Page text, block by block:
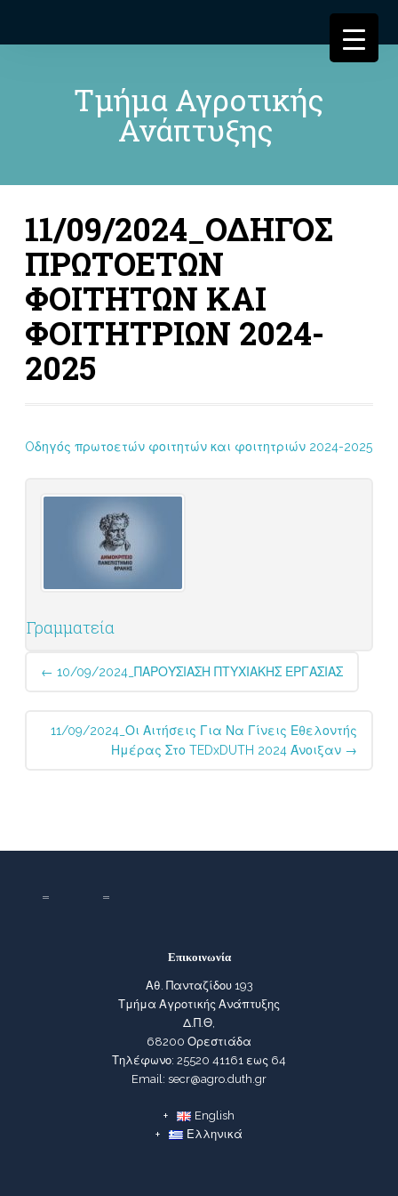
Τμήμα Αγροτικής
Ανάπτυξης
11/09/2024_ΟΔΗΓΟΣ
ΠΡΩΤΟΕΤΩΝ
ΦΟΙΤΗΤΩΝ ΚΑΙ
ΦΟΙΤΗΤΡΙΩΝ 2024-
2025
Oδηγός πρωτοετών φοιτητών και φοιτητριών 2024-2025
Γραμματεία
Post
navigation
← 10/09/2024_ΠΑΡΟΥΣΙΑΣΗ ΠΤΥΧΙΑΚΗΣ ΕΡΓΑΣΙΑΣ
11/09/2024_Οι Αιτήσεις Για Να Γίνεις Εθελοντής
Ημέρας Στο TEDxDUTH 2024 Άνοιξαν →
Επικοινωνία
Αθ. Πανταζίδου 193
Τμήμα Αγροτικής Ανάπτυξης
Δ.Π.Θ,
68200 Ορεστιάδα
Τηλέφωνο: 25520 41161 εως 64
Email: secr@agro.duth.gr
English
Ελληνικά